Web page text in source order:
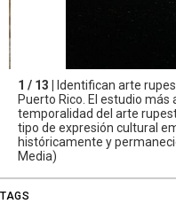
1 / 13 |
Identifican arte
Puerto Rico. El estudio
temporalidad del arte
tipo de expresión cultural
históricamente y
Media)
TAGS